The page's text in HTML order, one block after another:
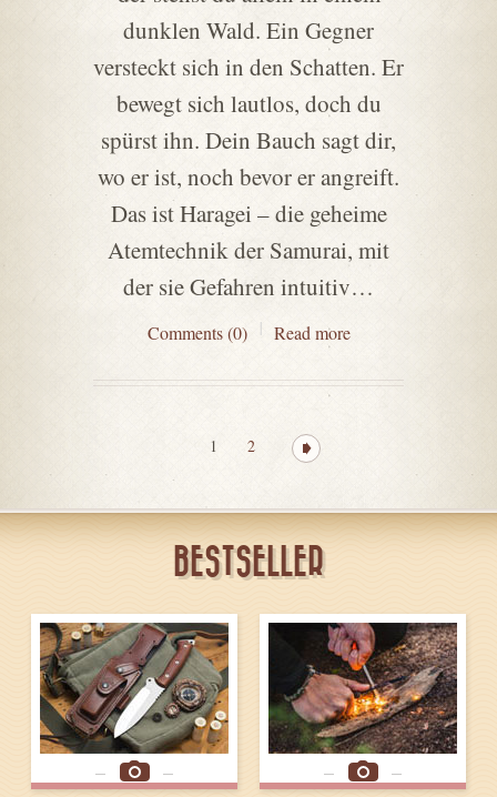
dunklen Wald. Ein Gegner
versteckt sich in den Schatten. Er
bewegt sich lautlos, doch du
spürst ihn. Dein Bauch sagt dir,
wo er ist, noch bevor er angreift.
Das ist Haragei – die geheime
Atemtechnik der Samurai, mit
der sie Gefahren intuitiv…
Comments (0) Read more
1 2
BESTSELLER